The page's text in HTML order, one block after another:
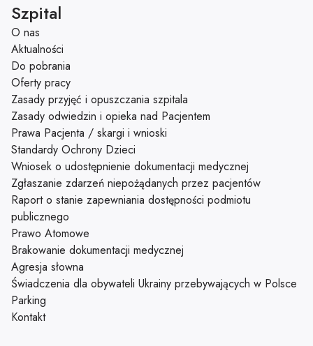
Szpital
O nas
Aktualności
Do pobrania
Oferty pracy
Zasady przyjęć i opuszczania szpitala
Zasady odwiedzin i opieka nad Pacjentem
Prawa Pacjenta / skargi i wnioski
Standardy Ochrony Dzieci
Wniosek o udostępnienie dokumentacji medycznej
Zgłaszanie zdarzeń niepożądanych przez pacjentów
Raport o stanie zapewniania dostępności podmiotu
publicznego
Prawo Atomowe
Brakowanie dokumentacji medycznej
Agresja słowna
Świadczenia dla obywateli Ukrainy przebywających w Polsce
Parking
Kontakt